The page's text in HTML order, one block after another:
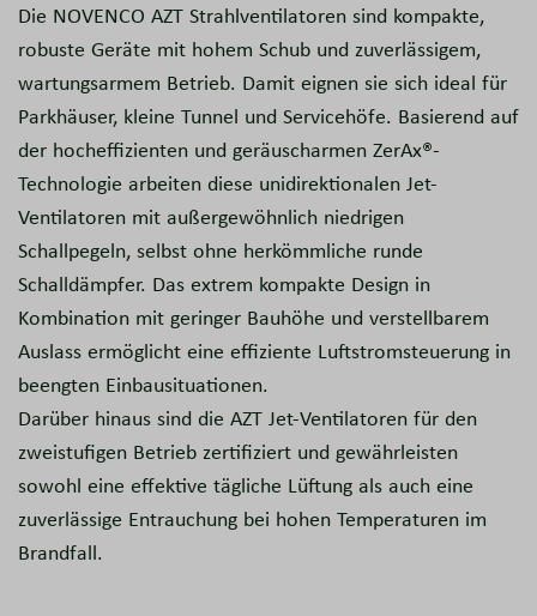
Die NOVENCO AZT Strahlventilatoren sind kompakte,
robuste Geräte mit hohem Schub und zuverlässigem,
wartungsarmem Betrieb. Damit eignen sie sich ideal für
Parkhäuser, kleine Tunnel und Servicehöfe. Basierend auf
der hocheffizienten und geräuscharmen ZerAx®-
Technologie arbeiten diese unidirektionalen Jet-
Ventilatoren mit außergewöhnlich niedrigen
Schallpegeln, selbst ohne herkömmliche runde
Schalldämpfer. Das extrem kompakte Design in
Kombination mit geringer Bauhöhe und verstellbarem
Auslass ermöglicht eine effiziente Luftstromsteuerung in
beengten Einbausituationen.
Darüber hinaus sind die AZT Jet-Ventilatoren für den
zweistufigen Betrieb zertifiziert und gewährleisten
sowohl eine effektive tägliche Lüftung als auch eine
zuverlässige Entrauchung bei hohen Temperaturen im
Brandfall.